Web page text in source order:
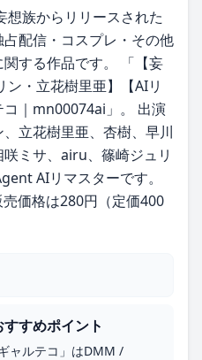
想族からリリースされた
配信・コスプレ・その他
する作品です。 「【妄
・立花樹里亜】【AIリ
｜mn00074ai」。 出演
立花樹里亜、杏樹、早川
ミサ、airu、篠崎ジュリ
AIリマスターです。
価格は280円（定価400
すめポイント
ャルテコ」はDMM /